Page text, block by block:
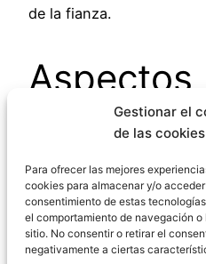
Gestionar el
de las cookies
Para ofrecer las mejores
cookies para almacenar y/o
consentimiento de estas
el comportamiento de navegación
sitio. No consentir o retirar el
negativamente a ciertas
de la fianza.
Aspectos
relación
fiador